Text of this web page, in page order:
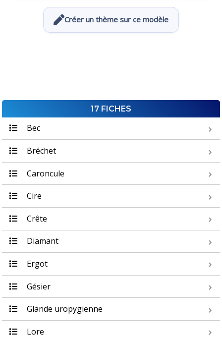
Créer un thème sur ce modèle
17 FICHES
Bec
Bréchet
Caroncule
Cire
Crête
Diamant
Ergot
Gésier
Glande uropygienne
Lore